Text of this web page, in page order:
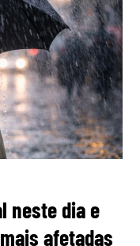
neste dia e
afetadas